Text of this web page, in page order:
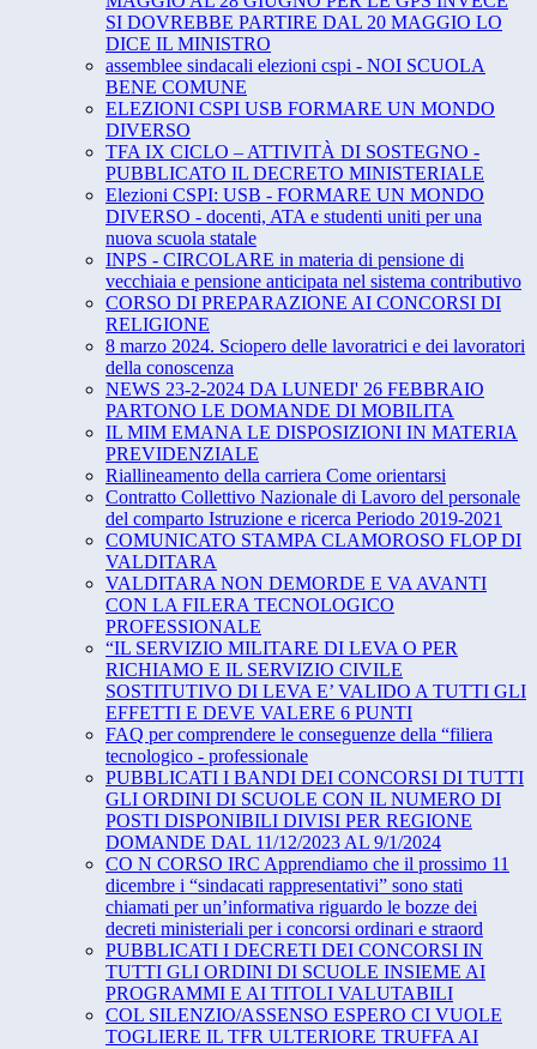
SI DOVREBBE PARTIRE DAL 20 MAGGIO LO
DICE IL MINISTRO
assemblee sindacali elezioni cspi - NOI SCUOLA
BENE COMUNE
ELEZIONI CSPI USB FORMARE UN MONDO
DIVERSO
TFA IX CICLO – ATTIVITÀ DI SOSTEGNO -
PUBBLICATO IL DECRETO MINISTERIALE
Elezioni CSPI: USB - FORMARE UN MONDO
DIVERSO - docenti, ATA e studenti uniti per una
nuova scuola statale
INPS - CIRCOLARE in materia di pensione di
vecchiaia e pensione anticipata nel sistema contributivo
CORSO DI PREPARAZIONE AI CONCORSI DI
RELIGIONE
8 marzo 2024. Sciopero delle lavoratrici e dei lavoratori
della conoscenza
NEWS 23-2-2024 DA LUNEDI' 26 FEBBRAIO
PARTONO LE DOMANDE DI MOBILITA
IL MIM EMANA LE DISPOSIZIONI IN MATERIA
PREVIDENZIALE
Riallineamento della carriera Come orientarsi
Contratto Collettivo Nazionale di Lavoro del personale
del comparto Istruzione e ricerca Periodo 2019-2021
COMUNICATO STAMPA CLAMOROSO FLOP DI
VALDITARA
VALDITARA NON DEMORDE E VA AVANTI
CON LA FILERA TECNOLOGICO
PROFESSIONALE
“IL SERVIZIO MILITARE DI LEVA O PER
RICHIAMO E IL SERVIZIO CIVILE
SOSTITUTIVO DI LEVA E’ VALIDO A TUTTI GLI
EFFETTI E DEVE VALERE 6 PUNTI
FAQ per comprendere le conseguenze della “filiera
tecnologico - professionale
PUBBLICATI I BANDI DEI CONCORSI DI TUTTI
GLI ORDINI DI SCUOLE CON IL NUMERO DI
POSTI DISPONIBILI DIVISI PER REGIONE
DOMANDE DAL 11/12/2023 AL 9/1/2024
CO N CORSO IRC Apprendiamo che il prossimo 11
dicembre i “sindacati rappresentativi” sono stati
chiamati per un’informativa riguardo le bozze dei
decreti ministeriali per i concorsi ordinari e straord
PUBBLICATI I DECRETI DEI CONCORSI IN
TUTTI GLI ORDINI DI SCUOLE INSIEME AI
PROGRAMMI E AI TITOLI VALUTABILI
COL SILENZIO/ASSENSO ESPERO CI VUOLE
TOGLIERE IL TFR ULTERIORE TRUFFA AI